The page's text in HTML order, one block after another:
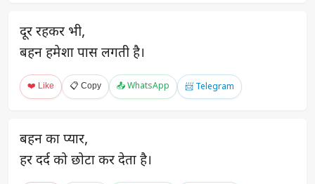
दूर रहकर भी,
बहन हमेशा पास लगती है।
❤️ Like 📋 Copy 📤 WhatsApp 📨 Telegram
बहन का प्यार,
हर दर्द को छोटा कर देता है।